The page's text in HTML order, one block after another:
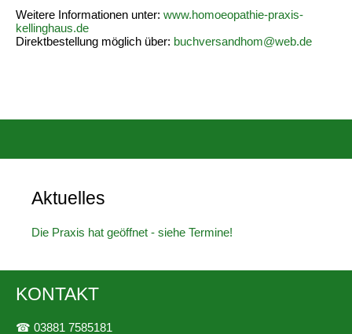
Weitere Informationen unter: www.homoeopathie-praxis-
kellinghaus.de
Direktbestellung möglich über: buchversandhom@web.de
Aktuelles
Die Praxis hat geöffnet - siehe Termine!
KONTAKT
☎ 03881 7585181